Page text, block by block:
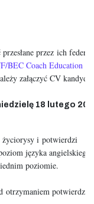
przez ich
BEC Coach Education
załączyć CV
18 lutego
życiorysy i potwierdzi
języka
poziomie.
otrzymaniem